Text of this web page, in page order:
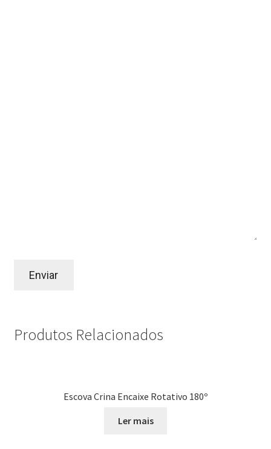
Produtos Relacionados
Escova Crina Encaixe Rotativo 180º
Ler mais